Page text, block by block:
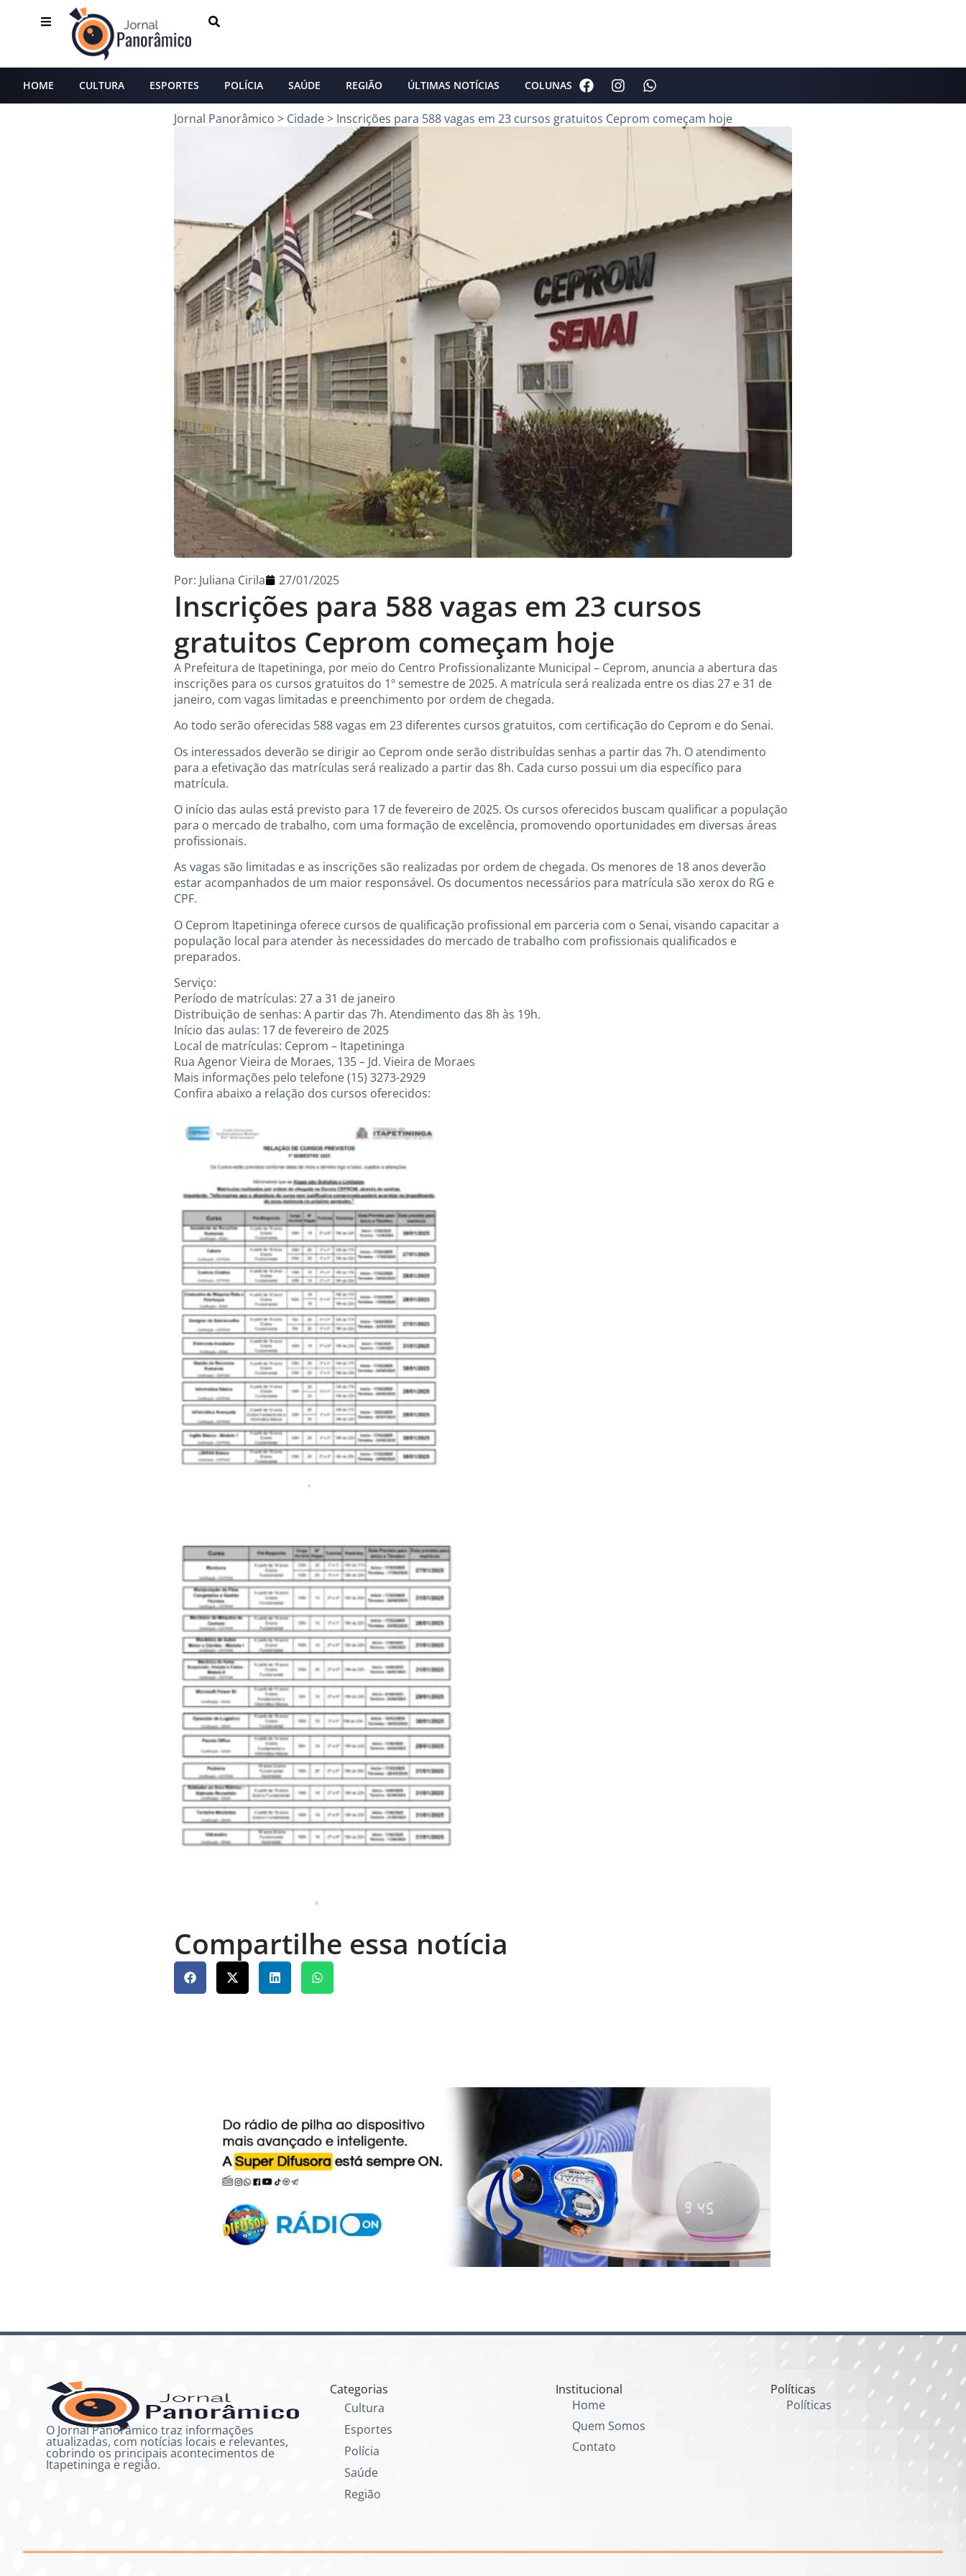
HOME CULTURA ESPORTES POLÍCIA SAÚDE REGIÃO ÚLTIMAS NOTÍCIAS COLUNAS
Jornal Panorâmico > Cidade> Inscrições para 588 vagas em 23 cursos gratuitos Ceprom começam hoje
Inscrições para 588 vagas em 23 cursos
gratuitos Ceprom começam hoje
Por: Juliana Cirila 27/01/2025
A Prefeitura de Itapetininga, por meio do Centro Profissionalizante Municipal – Ceprom, anuncia a abertura das
inscrições para os cursos gratuitos do 1º semestre de 2025. A matrícula será realizada entre os dias 27 e 31 de
janeiro, com vagas limitadas e preenchimento por ordem de chegada.
Ao todo serão oferecidas 588 vagas em 23 diferentes cursos gratuitos, com certificação do Ceprom e do Senai.
Os interessados deverão se dirigir ao Ceprom onde serão distribuídas senhas a partir das 7h. O atendimento
para a efetivação das matrículas será realizado a partir das 8h. Cada curso possui um dia específico para
matrícula.
O início das aulas está previsto para 17 de fevereiro de 2025. Os cursos oferecidos buscam qualificar a população
para o mercado de trabalho, com uma formação de excelência, promovendo oportunidades em diversas áreas
profissionais.
As vagas são limitadas e as inscrições são realizadas por ordem de chegada. Os menores de 18 anos deverão
estar acompanhados de um maior responsável. Os documentos necessários para matrícula são xerox do RG e
CPF.
O Ceprom Itapetininga oferece cursos de qualificação profissional em parceria com o Senai, visando capacitar a
população local para atender às necessidades do mercado de trabalho com profissionais qualificados e
preparados.
Serviço:
Período de matrículas: 27 a 31 de janeiro
Distribuição de senhas: A partir das 7h. Atendimento das 8h às 19h.
Início das aulas: 17 de fevereiro de 2025
Local de matrículas: Ceprom – Itapetininga
Rua Agenor Vieira de Moraes, 135 – Jd. Vieira de Moraes
Mais informações pelo telefone (15) 3273-2929
Confira abaixo a relação dos cursos oferecidos:
Compartilhe essa notícia
O Jornal Panorâmico traz informações
atualizadas, com notícias locais e relevantes,
cobrindo os principais acontecimentos de
Itapetininga e região.
Categorias
Cultura
Esportes
Polícia
Saúde
Região
Institucional
Home
Quem Somos
Contato
Políticas
Políticas